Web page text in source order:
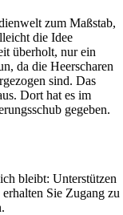
zum Maßstab,
die Idee
überholt, nur ein
da die Heerscharen
sind. Das
Dort hat es im
gegeben.
bleibt: Unterstützen
Sie Zugang zu